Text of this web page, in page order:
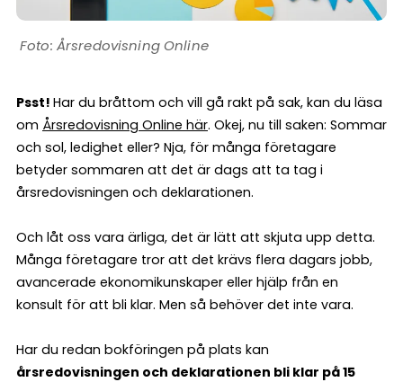
Årsredovisning Online
Psst! Har du bråttom och vill gå rakt på sak, kan du läsa
om Årsredovisning Online här. Okej, nu till saken: Sommar
och sol, ledighet eller? Nja, för många företagare
betyder sommaren att det är dags att ta tag i
årsredovisningen och deklarationen.
Och låt oss vara ärliga, det är lätt att skjuta upp detta.
Många företagare tror att det krävs flera dagars jobb,
avancerade ekonomikunskaper eller hjälp från en
konsult för att bli klar. Men så behöver det inte vara.
Har du redan bokföringen på plats kan
årsredovisningen och deklarationen bli klar på 15